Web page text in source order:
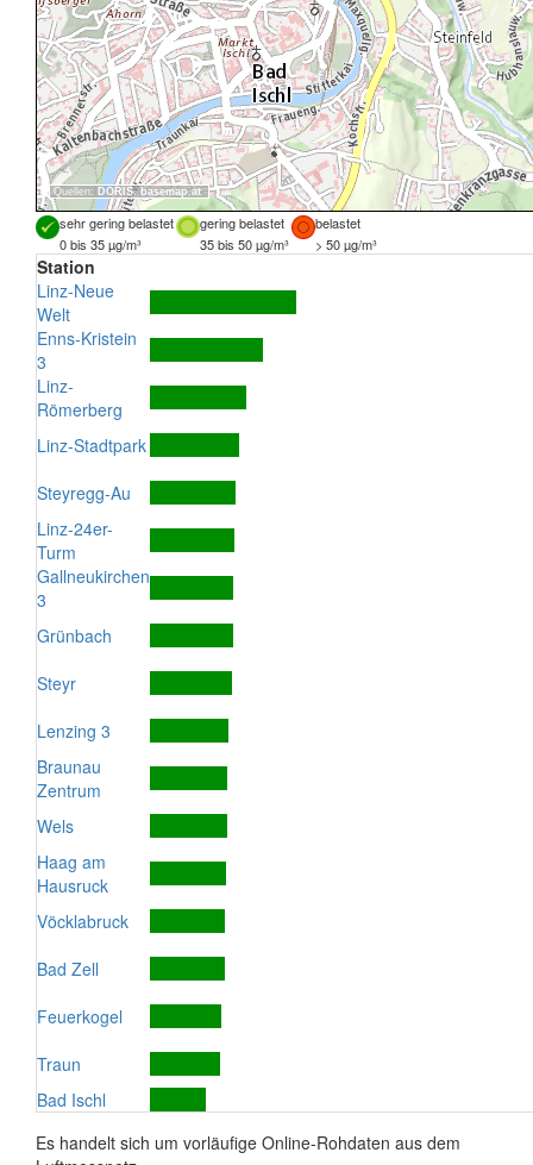
Quellen: DORIS, basemap.at
sehr gering belastet gering belastet
belastet
0 bis 35 µg/m³
35 bis 50 µg/m³ > 50 µg/m³
Station
Linz-Neue
Welt
Enns-Kristein
3
Linz-
Römerberg
Linz-Stadtpark
Steyregg-Au
Linz-24er-
Turm
Gallneukirchen
3
Grünbach
Steyr
Lenzing 3
Braunau
Zentrum
Wels
Haag am
Hausruck
Vöcklabruck
Bad Zell
Feuerkogel
Traun
Bad Ischl
Es handelt sich um vorläufige Online-Rohdaten aus dem